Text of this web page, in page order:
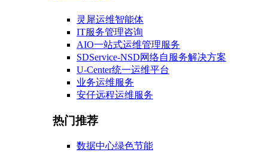
灵犀运维智能体
IT服务管理咨询
AIO一站式运维管理服务
SDService-NSD网络自服务解决方案
U-Center统一运维平台
业务运维服务
安仔远程运维服务
热门推荐
数据中心绿色节能